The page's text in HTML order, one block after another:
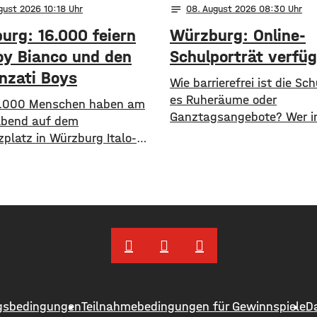
2026 10:18
16.000 feiern
Bianco und den
Boys
Menschen haben am
auf dem
in Würzburg Italo-
Hit „Bella Napoli“. Auch
Stimmung in den Straßen
notes 08. August 2026 08:30
Würzburg: Online-
Schulporträt
​​Wie barrierefrei ist die
es Ruheräume oder
Ganztagsangebote? Wer
im Open-Data-Portal
Trägerschaft mit einer
beispielsweise
Teilnahmebedingungen für Gewinnspiele